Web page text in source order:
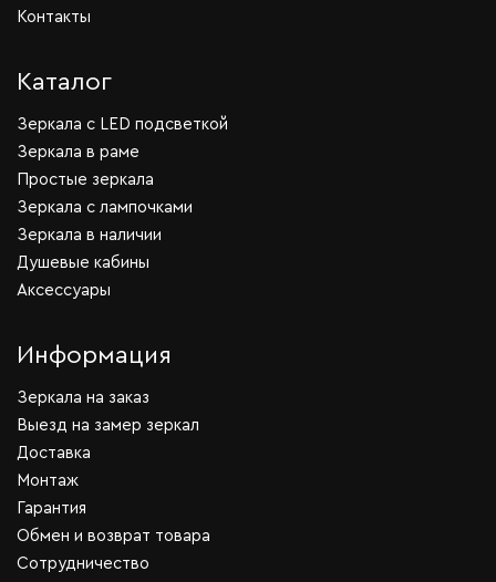
Контакты
Каталог
Зеркала c LED подсветкой
Зеркала в раме
Простые зеркала
Зеркала с лампочками
Зеркала в наличии
Душевые кабины
Аксессуары
Информация
Зеркала на заказ
Выезд на замер зеркал
Доставка
Монтаж
Гарантия
Обмен и возврат товара
Сотрудничество